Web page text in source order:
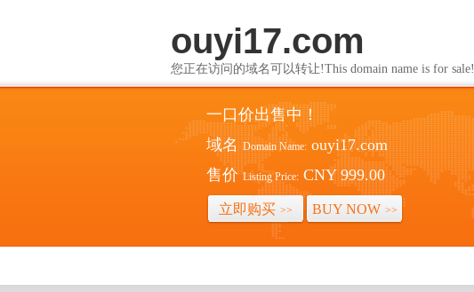
ouyi17.com
您正在访问的域名可以转让!This domain name is for sale!
一口价出售中！
域名 Domain Name: ouyi17.com
售价 Listing Price: CNY 999.00
立即购买 >> BUY NOW >>